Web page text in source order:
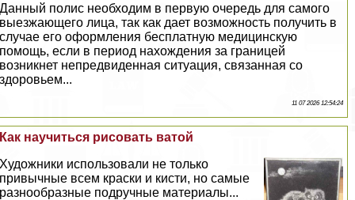
Данный полис необходим в первую очередь для самого
выезжающего лица, так как дает возможность получить в
случае его оформления бесплатную медицинскую
помощь, если в период нахождения за границей
возникнет непредвиденная ситуация, связанная со
здоровьем...
11 07 2026 12:54:24
Как научиться рисовать ватой
Художники использовали не только
привычные всем краски и кисти, но самые
разнообразные подручные материалы...